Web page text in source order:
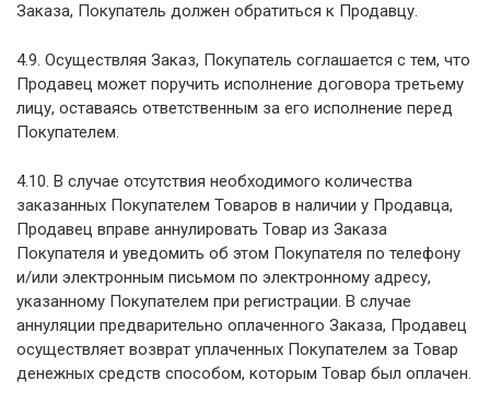
Заказа, Покупатель должен обратиться к Продавцу.
4.9. Осуществляя Заказ, Покупатель соглашается с тем, что
Продавец может поручить исполнение договора третьему
лицу, оставаясь ответственным за его исполнение перед
Покупателем.
4.10. В случае отсутствия необходимого количества
заказанных Покупателем Товаров в наличии у Продавца,
Продавец вправе аннулировать Товар из Заказа
Покупателя и уведомить об этом Покупателя по телефону
и/или электронным письмом по электронному адресу,
указанному Покупателем при регистрации. В случае
аннуляции предварительно оплаченного Заказа, Продавец
осуществляет возврат уплаченных Покупателем за Товар
денежных средств способом, которым Товар был оплачен.